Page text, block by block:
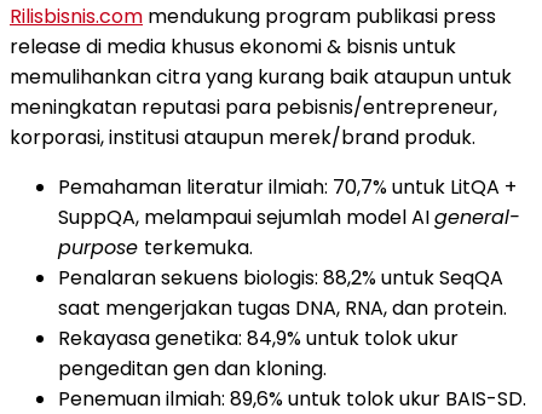
Rilisbisnis.com mendukung program publikasi press
release di media khusus ekonomi & bisnis untuk
memulihankan citra yang kurang baik ataupun untuk
meningkatan reputasi para pebisnis/entrepreneur,
korporasi, institusi ataupun merek/brand produk.
Pemahaman literatur ilmiah: 70,7% untuk LitQA +
SuppQA, melampaui sejumlah model AIgeneral-
purpose terkemuka.
Penalaran sekuens biologis: 88,2% untuk SeqQA
saat mengerjakan tugas DNA, RNA, dan protein.
Rekayasa genetika: 84,9% untuk tolok ukur
pengeditan gen dan kloning.
Penemuan ilmiah: 89,6% untuk tolok ukur BAIS-SD.